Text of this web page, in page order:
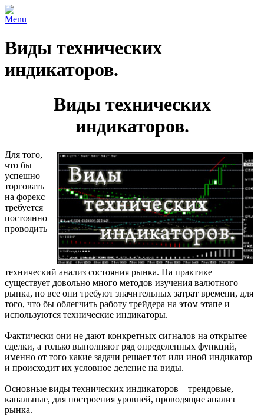
Menu
Виды технических
индикаторов.
Виды технических
индикаторов.
Для того,
что бы
успешно
торговать
на форекс
требуется
постоянно
проводить
технический анализ состояния рынка. На практике
существует довольно много методов изучения валютного
рынка, но все они требуют значительных затрат времени, для
того, что бы облегчить работу трейдера на этом этапе и
используются технические индикаторы.
Фактически они не дают конкретных сигналов на открытее
сделки, а только выполняют ряд определенных функций,
именно от того какие задачи решает тот или иной индикатор
и происходит их условное деление на виды.
Основные виды технических индикаторов – трендовые,
канальные, для построения уровней, проводящие анализ
рынка.